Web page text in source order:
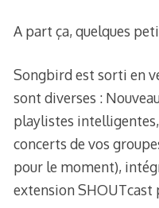
A part ça, quelques
Songbird est sorti en
sont diverses :
playlistes
concerts de vos
pour le moment),
extension SHOUTcast